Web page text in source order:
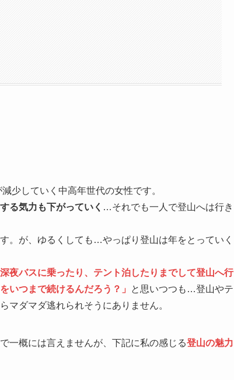
少していく中高年世代の女性です。
る気力も下がっていく …それでも一人で登山へは行き
。が、ゆるくしても…やっぱり登山は年をとっていく
深夜バスに乗ったり、テント泊したりまでして登山へ行
いつまで続けるんだろう？」
と思いつつも…登山やテ
マダマダ逃れられそうにありません。
一概には言えませんが、下記に私の感じる登山の魅力